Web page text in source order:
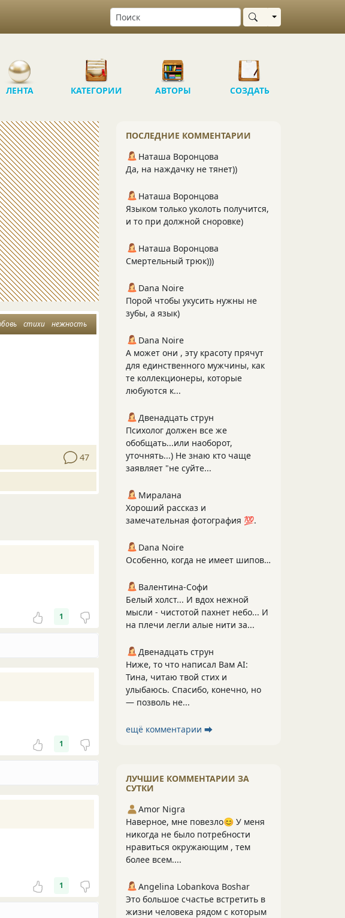
Выбрать область
ЛЕНТА КАТЕГОРИИ АВТОРЫ СОЗДАТЬ
стихи нежность
47
1
1
1
ПОСЛЕДНИЕ КОММЕНТАРИИ
Наташа Воронцова
Да, на наждачку не тянет))
Наташа Воронцова
Языком только уколоть получится,
и то при должной сноровке)
Наташа Воронцова
Смертельный трюк)))
Dana Noire
Порой чтобы укусить нужны не
зубы, а язык)
Dana Noire
А может они , эту красоту прячут
для единственного мужчины, как
те коллекционеры, которые
любуются к...
Двенадцать струн
Психолог должен все же
обобщать...или наоборот,
уточнять...) Не знаю кто чаще
заявляет "не суйте...
Миралана
Хороший рассказ и
замечательная фотография 💯.
Dana Noire
Особенно, когда не имеет шипов…
Валентина-Софи
Белый холст... И вдох нежной
мысли - чистотой пахнет небо... И
на плечи легли алые нити за...
Двенадцать струн
Ниже, то что написал Вам АI:
Тина, читаю твой стих и
улыбаюсь. Спасибо, конечно, но
— позволь не...
ещё комментарии ⮕
ЛУЧШИЕ КОММЕНТАРИИ ЗА
СУТКИ
Amor Nigra
Наверное, мне повезло😊 У меня
никогда не было потребности
нравиться окружающим , тем
более всем....
Angelina Lobankova Boshar
Это большое счастье встретить в
жизни человека рядом с которым